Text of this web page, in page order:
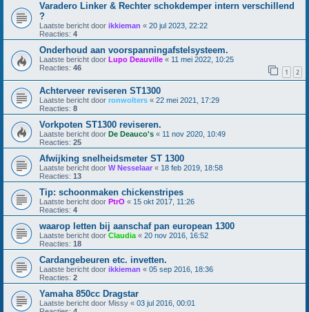
Varadero Linker & Rechter schokdemper intern verschillend
?
Laatste bericht door ikkieman « 20 jul 2023, 22:22
Reacties: 4
Onderhoud aan voorspanningafstelsysteem.
Laatste bericht door Lupo Deauville « 11 mei 2022, 10:25
Reacties: 46 1 2
Achterveer reviseren ST1300
Laatste bericht door ronwolters « 22 mei 2021, 17:29
Reacties: 8
Vorkpoten ST1300 reviseren.
Laatste bericht door De Deauco's « 11 nov 2020, 10:49
Reacties: 25
Afwijking snelheidsmeter ST 1300
Laatste bericht door W Nesselaar « 18 feb 2019, 18:58
Reacties: 13
Tip: schoonmaken chickenstripes
Laatste bericht door PtrO « 15 okt 2017, 11:26
Reacties: 4
waarop letten bij aanschaf pan european 1300
Laatste bericht door Claudia « 20 nov 2016, 16:52
Reacties: 18
Cardangebeuren etc. invetten.
Laatste bericht door ikkieman « 05 sep 2016, 18:36
Reacties: 2
Yamaha 850cc Dragstar
Laatste bericht door Missy « 03 jul 2016, 00:01